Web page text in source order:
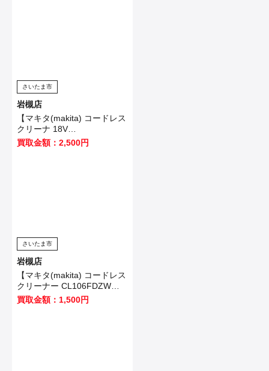
さいたま市
岩槻店
【マキタ(makita) コードレス
クリーナ 18V
CL182FDZW】白岡市のお客
様から買取いたしました！
買取金額：2,500円
さいたま市
岩槻店
【マキタ(makita) コードレス
クリーナー CL106FDZW】
白岡市のお客様から買取いた
しました！
買取金額：1,500円